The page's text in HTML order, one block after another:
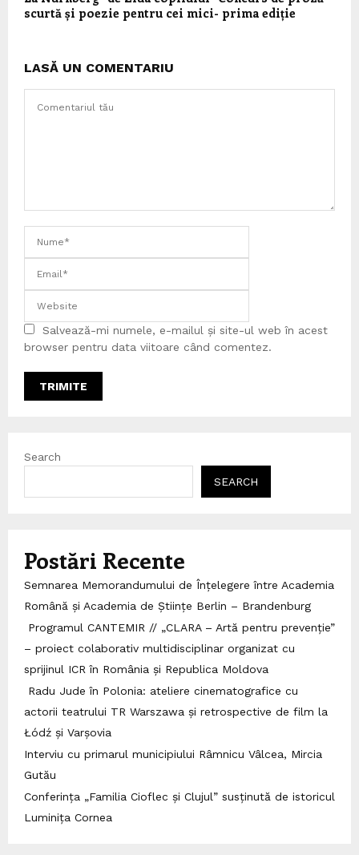
scurtă și poezie pentru cei mici- prima ediție
LASĂ UN COMENTARIU
Salvează-mi numele, e-mailul și site-ul web în acest
browser pentru data viitoare când comentez.
Search
SEARCH
Postări Recente
Semnarea Memorandumului de Înțelegere între Academia
Română și Academia de Științe Berlin – Brandenburg
Programul CANTEMIR // „CLARA – Artă pentru prevenție”
– proiect colaborativ multidisciplinar organizat cu
sprijinul ICR în România și Republica Moldova
Radu Jude în Polonia: ateliere cinematografice cu
actorii teatrului TR Warszawa și retrospective de film la
Łódź și Varșovia
Interviu cu primarul municipiului Râmnicu Vâlcea, Mircia
Gutău
Conferința „Familia Cioflec și Clujul” susținută de istoricul
Luminița Cornea